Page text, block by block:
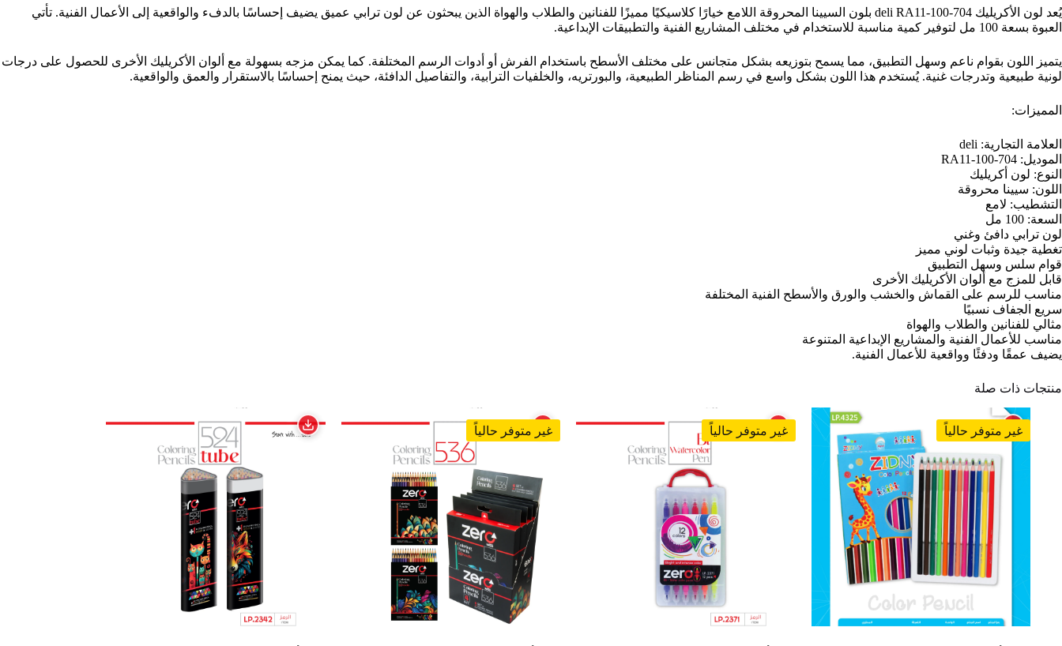
يُعد لون الأكريليك deli RA11-100-704 بلون السيينا المحروقة اللامع خيارًا كلاسيكيًا مميزًا للفنانين والطلاب والهواة الذين يبحثون عن لون ترابي عميق يضيف إحساسًا بالدفء والواقعية إلى الأعمال الفنية. تأتي
العبوة بسعة 100 مل لتوفير كمية مناسبة للاستخدام في مختلف المشاريع الفنية والتطبيقات الإبداعية.
يتميز اللون بقوام ناعم وسهل التطبيق، مما يسمح بتوزيعه بشكل متجانس على مختلف الأسطح باستخدام الفرش أو أدوات الرسم المختلفة. كما يمكن مزجه بسهولة مع ألوان الأكريليك الأخرى للحصول على درجات
لونية طبيعية وتدرجات غنية. يُستخدم هذا اللون بشكل واسع في رسم المناظر الطبيعية، والبورتريه، والخلفيات الترابية، والتفاصيل الدافئة، حيث يمنح إحساسًا بالاستقرار والعمق والواقعية.
المميزات:
العلامة التجارية: deli
الموديل: RA11-100-704
النوع: لون أكريليك
اللون: سيينا محروقة
التشطيب: لامع
السعة: 100 مل
لون ترابي دافئ وغني
تغطية جيدة وثبات لوني مميز
قوام سلس وسهل التطبيق
قابل للمزج مع ألوان الأكريليك الأخرى
مناسب للرسم على القماش والخشب والورق والأسطح الفنية المختلفة
سريع الجفاف نسبيًا
مثالي للفنانين والطلاب والهواة
مناسب للأعمال الفنية والمشاريع الإبداعية المتنوعة
يضيف عمقًا ودفئًا وواقعية للأعمال الفنية.
منتجات ذات صلة
غير متوفر حالياً غير متوفر حالياً غير متوفر حالياً